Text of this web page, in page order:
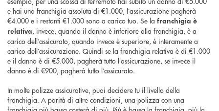
e hai una franchigia assoluta di €1.000, l’assicurazione pagherà
€4.000 e i restanti €1.000 sono a carico tuo. Se la franchigia è
relativa, invece, quando il danno è inferiore alla franchigia, è a
carico dell’assicurato, quando invece è superiore, è interamente a
carico dell’assicurazione. Quindi se la franchigia relativa è di €1.000
e il danno è di €5.000, pagherà tutto l’assicurazione, se invece il
danno è di €900, pagherà tutto l’assicurato.
In molte polizze assicurative, puoi decidere tu il livello della
franchigia. A parità di altre condizioni, una polizza con una